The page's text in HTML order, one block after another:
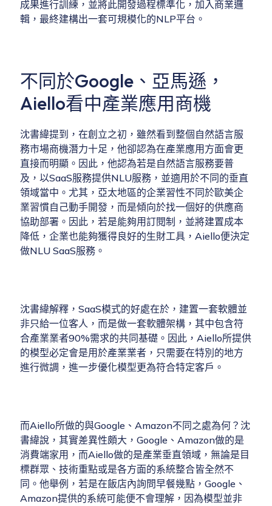
成果進行訓練，並將此開發過程標準化，加入商業邏
輯，最終建構出一套可規模化的NLP平台。
不同於Google、亞馬遜，
Aiello看中產業應用商機
沈書緯提到，在創立之初，雖然看到整個自然語言服
務市場商機潛力十足，他卻認為在產業應用方面會更
直接而明顯。因此，他認為若是自然語言服務要普
及，以SaaS服務提供NLU服務，並適用於不同的垂直
領域當中。尤其，亞太地區的企業習性不同於歐美企
業習慣自己動手開發，而是傾向於找一個好的供應商
協助部署。因此，若是能夠用訂閱制，並將建置成本
降低，企業也能夠獲得良好的生財工具，Aiello便決定
做NLU SaaS服務。
沈書緯解釋，SaaS模式的好處在於，建置一套軟體並
非只給一位客人，而是做一套軟體架構，其中包含符
合產業業者90%需求的共同基礎。因此，Aiello所提供
的模型必定會是用於產業業者，只需要在特別的地方
進行微調，進一步優化模型更為符合特定客戶。
而Aiello所做的與Google、Amazon不同之處為何？沈
書緯說，其實差異性頗大，Google、Amazon做的是
消費端家用，而Aiello做的是產業垂直領域，無論是目
標群眾、技術重點或是各方面的系統整合皆全然不
同。他舉例，若是在飯店內詢問早餐幾點，Google、
Amazon提供的系統可能便不會理解，因為模型並非